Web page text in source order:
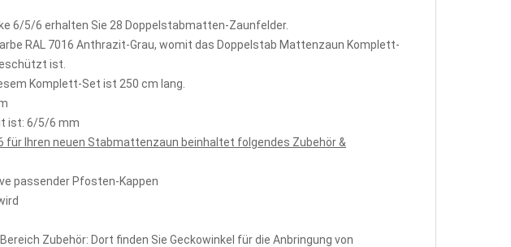
6/5/6 erhalten Sie 28 Doppelstabmatten-Zaunfelder.
RAL 7016 Anthrazit-Grau, womit das Doppelstab Mattenzaun Komplett-
ist.
Komplett-Set ist 250 cm lang.
ist: 6/5/6 mm
Ihren neuen Stabmattenzaun beinhaltet folgendes Zubehör &
passender Pfosten-Kappen
Zubehör: Dort finden Sie Geckowinkel für die Anbringung von